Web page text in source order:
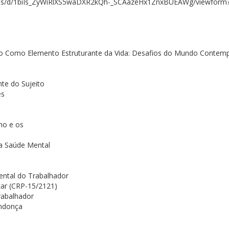
Como Elemento Estruturante da Vida: Desafios do Mundo
do Sujeito
e os
Saúde Mental
do Trabalhador
(CRP-15/2121)